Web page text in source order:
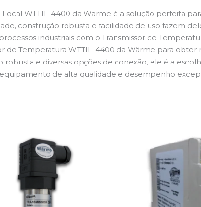
WTTIL-4400 da Wärme é a solução perfeita
construção robusta e facilidade de uso fazem
industriais com o Transmissor de
de Temperatura WTTIL-4400 da Wärme para obter
robusta e diversas opções de conexão, ele é a
de alta qualidade e desempenho